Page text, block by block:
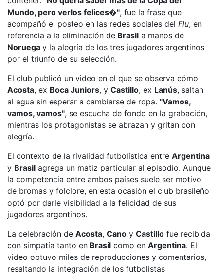
Mundo, pero verlos felices�", fue la frase que
acompañó el posteo en las redes sociales del Flu, en
referencia a la eliminación de Brasil a manos de
Noruega y la alegría de los tres jugadores argentinos
por el triunfo de su selección.
El club publicó un video en el que se observa cómo
Acosta, ex Boca Juniors, y Castillo, ex Lanús, saltan
al agua sin esperar a cambiarse de ropa. "Vamos,
vamos, vamos", se escucha de fondo en la grabación,
mientras los protagonistas se abrazan y gritan con
alegría.
El contexto de la rivalidad futbolística entre Argentina
y Brasil agrega un matiz particular al episodio. Aunque
la competencia entre ambos países suele ser motivo
de bromas y folclore, en esta ocasión el club brasileño
optó por darle visibilidad a la felicidad de sus
jugadores argentinos.
La celebración de Acosta, Cano y Castillo fue recibida
con simpatía tanto en Brasil como en Argentina. El
video obtuvo miles de reproducciones y comentarios,
resaltando la integración de los futbolistas